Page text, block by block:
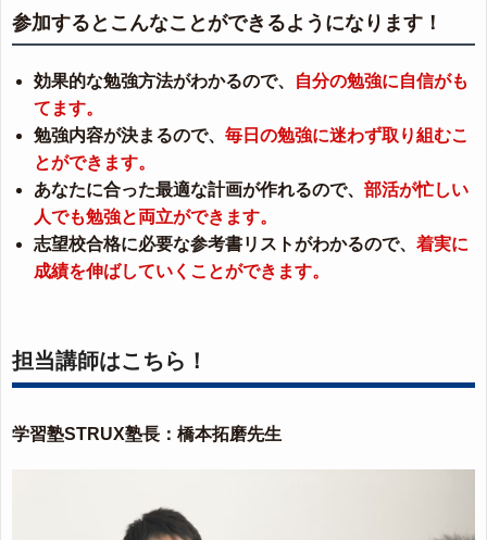
参加するとこんなことができるようになります！
効果的な勉強方法がわかるので、
自分の勉強に自信がも
てます。
勉強内容が決まるので、 毎日の勉強に迷わず取り組むこ
とができます。
あなたに合った最適な計画が作れるので、 部活が忙しい
人でも勉強と両立ができます。
志望校合格に必要な参考書リストがわかるので、 着実に
成績を伸ばしていくことができます。
担当講師はこちら！
学習塾STRUX塾長：橋本拓磨先生